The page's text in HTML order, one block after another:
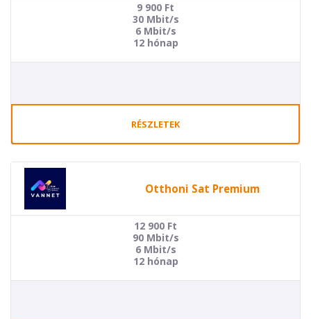
9 900 Ft
30 Mbit/s
6 Mbit/s
12 hónap
RÉSZLETEK
Otthoni Sat Premium
12 900 Ft
90 Mbit/s
6 Mbit/s
12 hónap